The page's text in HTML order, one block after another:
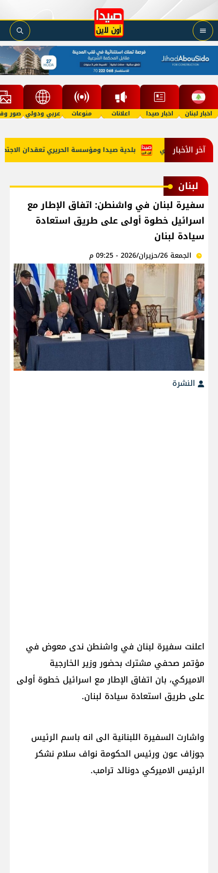
اخبار لبنان اخبار صيدا اعلانات منوعات عربي ودولي صور
آخر الأخبار بلدية صيدا ومؤسسة الحريري تعقدان الاجتماع الاستراتيجي
لبنان
سفيرة لبنان في واشنطن: اتفاق الإطار مع
اسرائيل خطوة أولى على طريق استعادة
سيادة لبنان
الجمعة 26/حزيران/2026 - 09:25 م
النشرة
اعلنت سفيرة ​لبنان​ في واشنطن ندى معوض في
مؤتمر صحفي مشترك بحضور وزير الخارجية
الاميركي، بان اتفاق الإطار مع ​اسرائيل​ خطوة أولى
على طريق استعادة سيادة لبنان.
واشارت السفيرة اللبنانية الى انه باسم الرئيس
جوزاف عون ورئيس الحكومة نواف سلام نشكر
الرئيس الاميركي دونالد ترامب.